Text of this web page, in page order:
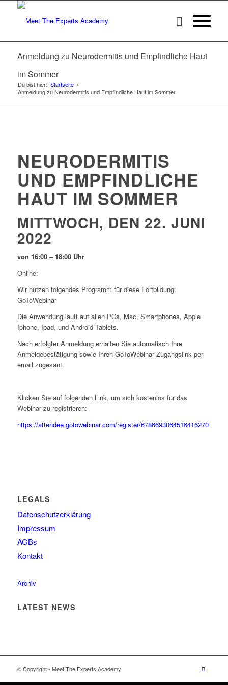
Anmeldung zu Neurodermitis und Empfindliche Haut
im Sommer
Du bist hier: Startseite /
Anmeldung zu Neurodermitis und Empfindliche Haut im Sommer
NEURODERMITIS
UND EMPFINDLICHE
HAUT IM SOMMER
MITTWOCH, DEN 22. JUNI
2022
von 16:00 – 18:00 Uhr
Online:
Wir nutzen folgendes Programm für diese Fortbildung:
GoToWebinar
Die Anwendung läuft auf allen PCs, Mac, Smartphones, Apple
Iphone, Ipad, und Android Tablets.
Nach erfolgter Anmeldung erhalten Sie automatisch Ihre
Anmeldebestätigung sowie Ihren GoToWebinar Zugangslink per
email zugesant.
Klicken Sie auf folgenden Link, um sich kostenlos für das
Webinar zu registrieren:
https://attendee.gotowebinar.com/register/6786693064516416270
LEGALS
Datenschutzerklärung
Impressum
AGBs
Kontakt
Archiv
LATEST NEWS
© Copyright - Meet The Experts Academy